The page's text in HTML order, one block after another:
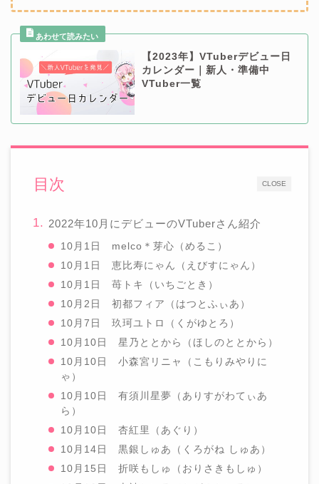
【2023年】VTuberデビュー日
カレンダー｜新人・準備中
VTuber一覧
CLOSE
目次
2022年10月にデビューのVTuberさん紹介
10月1日 melco＊芽心（めるこ）
10月1日 恵比寿にゃん（えびすにゃん）
10月1日 苺トキ（いちごとき）
10月2日 初都フィア（はつとふぃあ）
10月7日 玖珂ユトロ（くがゆとろ）
10月10日 星乃ととから（ほしのととから）
10月10日 小森宮リニャ（こもりみやりに
ゃ）
10月10日 有須川星夢（ありすがわてぃあ
ら）
10月10日 杏紅里（あぐり）
10月14日 黒銀しゅあ（くろがね しゅあ）
10月15日 折咲もしゅ（おりさきもしゅ）